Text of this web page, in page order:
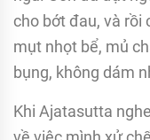
cho bớt đau, và rồi
mụt nhọt bể, mủ
bụng, không dám
Khi Ajatasutta